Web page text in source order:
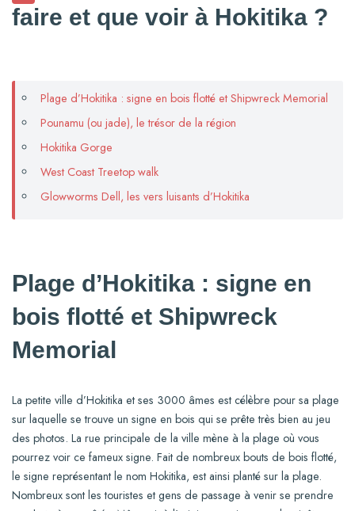
faire et que voir à Hokitika ?
Plage d’Hokitika : signe en bois flotté et Shipwreck Memorial
Pounamu (ou jade), le trésor de la région
Hokitika Gorge
West Coast Treetop walk
Glowworms Dell, les vers luisants d’Hokitika
Plage d’Hokitika : signe en
bois flotté et Shipwreck
Memorial
La petite ville d’Hokitika et ses 3000 âmes est célèbre pour sa plage
sur laquelle se trouve un signe en bois qui se prête très bien au jeu
des photos. La rue principale de la ville mène à la plage où vous
pourrez voir ce fameux signe. Fait de nombreux bouts de bois flotté,
le signe représentant le nom Hokitika, est ainsi planté sur la plage.
Nombreux sont les touristes et gens de passage à venir se prendre